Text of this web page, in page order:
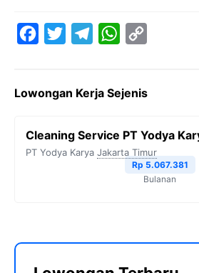
e
o
t
e
e
r
a
W
t
A
p
y
i
n
k
Lowongan Kerja Sejenis
Cleaning Service PT Yodya
PT Yodya Karya Jakarta Timur
Rp 5.067.381
Bulanan